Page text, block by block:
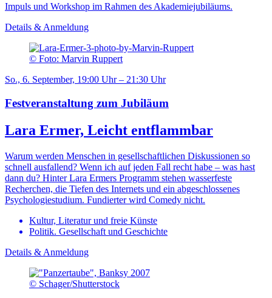
Impuls und Workshop im Rahmen des Akademiejubiläums.
Details & Anmeldung
© Foto: Marvin Ruppert
So., 6. September, 19:00 Uhr – 21:30 Uhr
Festveranstaltung zum Jubiläum
Lara Ermer, Leicht entflammbar
Warum werden Menschen in gesellschaftlichen Diskussionen so
schnell ausfallend? Wenn ich auf jeden Fall recht habe – was hast
dann du? Hinter Lara Ermers Programm stehen wasserfeste
Recherchen, die Tiefen des Internets und ein abgeschlossenes
Psychologiestudium. Fundierter wird Comedy nicht.
Kultur, Literatur und freie Künste
Politik. Gesellschaft und Geschichte
Details & Anmeldung
© Schager/Shutterstock